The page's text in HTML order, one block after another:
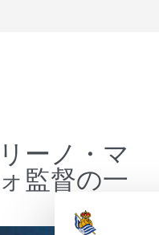
ーノ・マ
監督の一